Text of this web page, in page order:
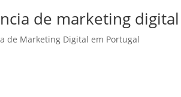
de marketing
de Marketing Digital em Portugal